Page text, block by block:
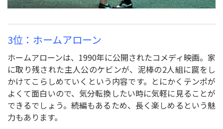
3位：ホームアローン
ホームアローンは、1990年に公開されたコメディ映画。家
に取り残された主人公のケビンが、泥棒の2人組に罠をし
かけてこらしめていくという内容です。とにかくテンポが
よくて面白いので、気分転換したい時に気軽に見ることが
できるでしょう。続編もあるため、長く楽しめるという魅
力もあります。